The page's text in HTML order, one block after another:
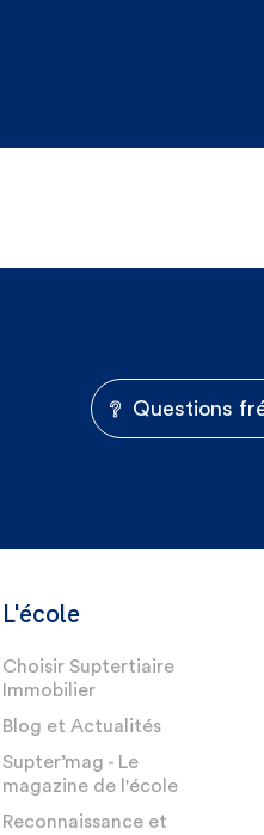
Questions
L'école
Choisir Suptertiaire
Immobilier
Blog et Actualités
Supter’mag - Le
magazine de l'école
Reconnaissance et